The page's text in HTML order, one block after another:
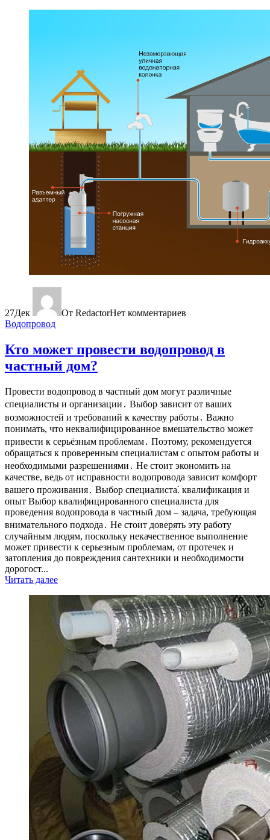
27Дек От RedactorНет комментариев
Водопровод
Кто может провести водопровод в
частный дом?
Провести водопровод в частный дом могут различные
специалисты и организации․ Выбор зависит от ваших
возможностей и требований к качеству работы․ Важно
понимать, что неквалифицированное вмешательство может
привести к серьёзным проблемам․ Поэтому, рекомендуется
обращаться к проверенным специалистам с опытом работы и
необходимыми разрешениями․ Не стоит экономить на
качестве, ведь от исправности водопровода зависит комфорт
вашего проживания․ Выбор специалиста⁚ квалификация и
опыт Выбор квалифицированного специалиста для
проведения водопровода в частный дом – задача, требующая
внимательного подхода․ Не стоит доверять эту работу
случайным людям, поскольку некачественное выполнение
может привести к серьезным проблемам, от протечек и
затопления до повреждения сантехники и необходимости
дорогост...
Читать далее